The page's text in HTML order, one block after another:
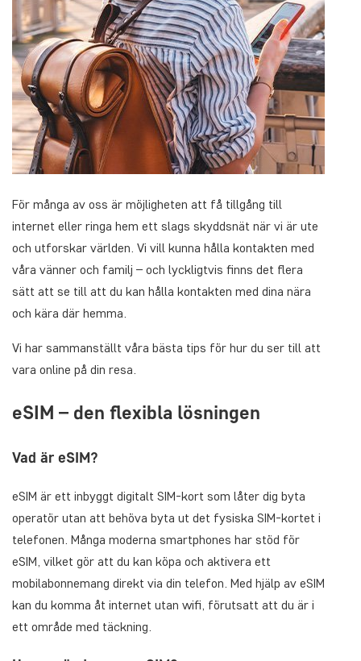
För många av oss är möjligheten att få tillgång till
internet eller ringa hem ett slags skyddsnät när vi är ute
och utforskar världen. Vi vill kunna hålla kontakten med
våra vänner och familj – och lyckligtvis finns det flera
sätt att se till att du kan hålla kontakten med dina nära
och kära där hemma.
Vi har sammanställt våra bästa tips för hur du ser till att
vara online på din resa.
eSIM – den flexibla lösningen
Vad är eSIM?
eSIM är ett inbyggt digitalt SIM-kort som låter dig byta
operatör utan att behöva byta ut det fysiska SIM-kortet i
telefonen. Många moderna smartphones har stöd för
eSIM, vilket gör att du kan köpa och aktivera ett
mobilabonnemang direkt via din telefon. Med hjälp av eSIM
kan du komma åt internet utan wifi, förutsatt att du är i
ett område med täckning.